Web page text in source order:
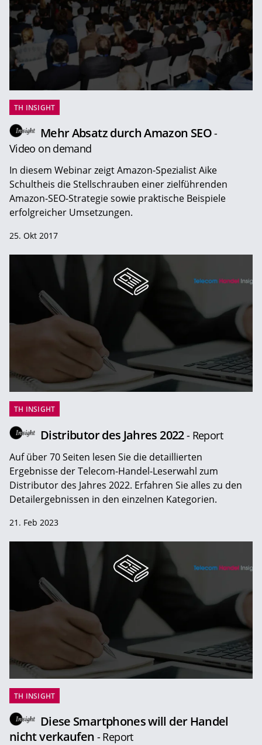
TH INSIGHT
Mehr Absatz durch Amazon SEO-
Video on demand
In diesem Webinar zeigt Amazon-Spezialist Aike
Schultheis die Stellschrauben einer zielführenden
Amazon-SEO-Strategie sowie praktische Beispiele
erfolgreicher Umsetzungen.
25. Okt 2017
TH INSIGHT
Distributor des Jahres 2022- Report
Auf über 70 Seiten lesen Sie die detaillierten
Ergebnisse der Telecom-Handel-Leserwahl zum
Distributor des Jahres 2022. Erfahren Sie alles zu den
Detailergebnissen in den einzelnen Kategorien.
21. Feb 2023
TH INSIGHT
Diese Smartphones will der Handel
nicht verkaufen - Report